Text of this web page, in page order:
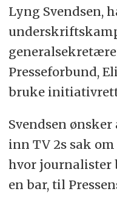
Lyng Svendsen,
Presseforbund,
bruke
Svendsen
inn TV 2s sak om
hvor journalister
en bar, til